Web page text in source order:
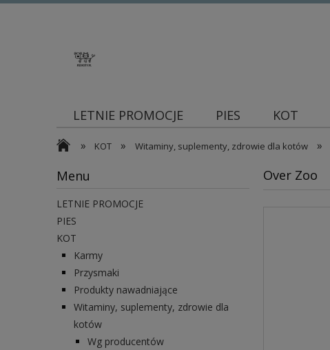
LETNIE PROMOCJE PIES KOT
Blog
» KOT » Witaminy, suplementy, zdrowie dla kotów »
Menu
LETNIE PROMOCJE
PIES
KOT
Karmy
Przysmaki
Produkty nawadniające
Witaminy, suplementy, zdrowie dla
kotów
Wg producentów
Over Zoo